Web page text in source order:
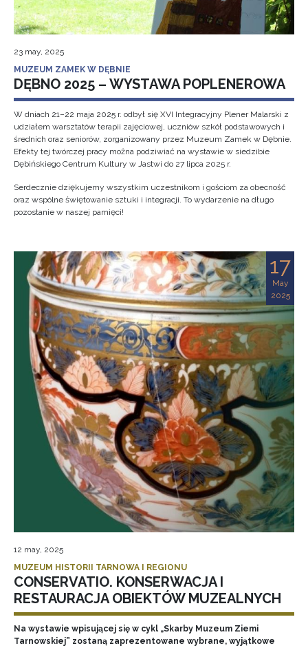
23 may, 2025
MUZEUM ZAMEK W DĘBNIE
DĘBNO 2025 – WYSTAWA POPLENEROWA
W dniach 21–22 maja 2025 r. odbył się XVI Integracyjny Plener Malarski z
udziałem warsztatów terapii zajęciowej, uczniów szkół podstawowych i
średnich oraz seniorów, zorganizowany przez Muzeum Zamek w Dębnie.
Efekty tej twórczej pracy można podziwiać na wystawie w siedzibie
Dębińskiego Centrum Kultury w Jastwi do 27 lipca 2025 r.
Serdecznie dziękujemy wszystkim uczestnikom i gościom za obecność
oraz wspólne świętowanie sztuki i integracji. To wydarzenie na długo
pozostanie w naszej pamięci!
17
May
2025
12 may, 2025
MUZEUM HISTORII TARNOWA I REGIONU
CONSERVATIO. KONSERWACJA I
RESTAURACJA OBIEKTÓW MUZEALNYCH
Na wystawie wpisującej się w cykl „Skarby Muzeum Ziemi
Tarnowskiej” zostaną zaprezentowane wybrane, wyjątkowe